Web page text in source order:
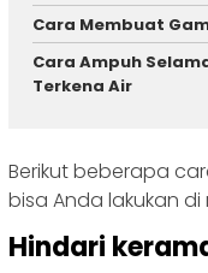
Cara Membuat
Cara Ampuh
Terkena Air
Berikut beberapa
bisa Anda lakukan di
Hindari